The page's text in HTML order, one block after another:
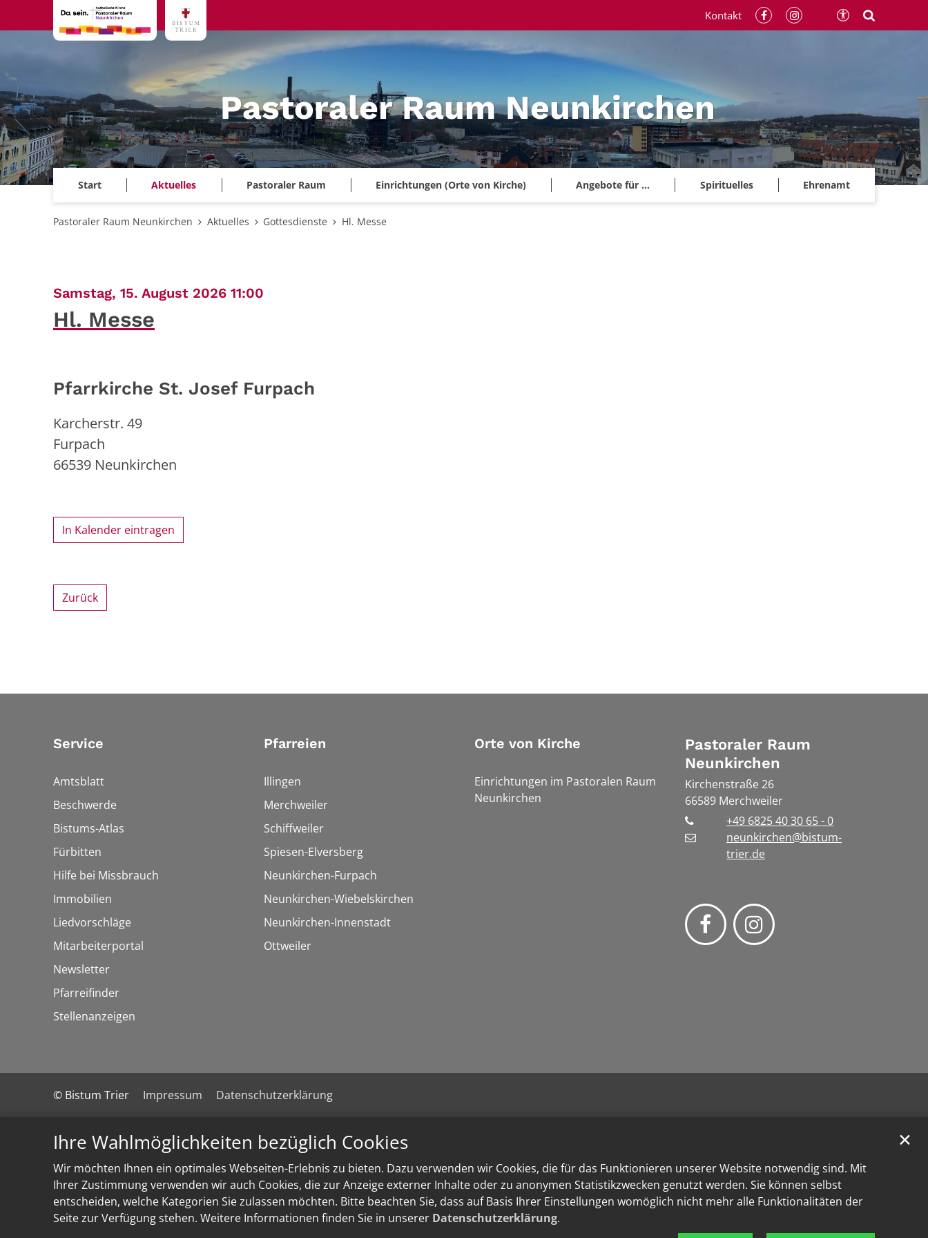
Ihre Wahlmöglichkeiten bezüglich Cookies
Wir möchten Ihnen ein optimales Webseiten-Erlebnis zu bieten. Dazu verwenden wir Cookies, die für das Funktionieren unserer Website notwendig sind. Mit
Ihrer Zustimmung verwenden wir auch Cookies, die zur Anzeige externer Inhalte oder zu anonymen Statistikzwecken genutzt werden. Sie können selbst
entscheiden, welche Kategorien Sie zulassen möchten. Bitte beachten Sie, dass auf Basis Ihrer Einstellungen womöglich nicht mehr alle Funktionalitäten der
Seite zur Verfügung stehen. Weitere Informationen finden Sie in unserer Datenschutzerklärung.
✕
Zum Inhalt springen
Pastoraler Raum Neunkirchen
Start Aktuelles Pastoraler Raum Einrichtungen (Orte von Kirche) Angebote für ... Spirituelles Ehrenamt
Kontakt
Pastoraler Raum Neunkirchen Aktuelles Gottesdienste Hl. Messe
Samstag, 15. August 2026 11:00
Hl. Messe
Pfarrkirche St. Josef Furpach
Karcherstr. 49
Furpach
66539 Neunkirchen
In Kalender eintragen
Zurück
Service
Amtsblatt
Beschwerde
Bistums-Atlas
Fürbitten
Hilfe bei Missbrauch
Immobilien
Liedvorschläge
Mitarbeiterportal
Newsletter
Pfarreifinder
Stellenanzeigen
Pfarreien
Illingen
Merchweiler
Schiffweiler
Spiesen-Elversberg
Neunkirchen-Furpach
Neunkirchen-Wiebelskirchen
Neunkirchen-Innenstadt
Ottweiler
Orte von Kirche
Einrichtungen im Pastoralen Raum
Neunkirchen
Pastoraler Raum
Neunkirchen
Kirchenstraße 26
66589 Merchweiler
+49 6825 40 30 65 - 0
neunkirchen@bistum-
trier.de
© Bistum Trier Impressum Datenschutzerklärung